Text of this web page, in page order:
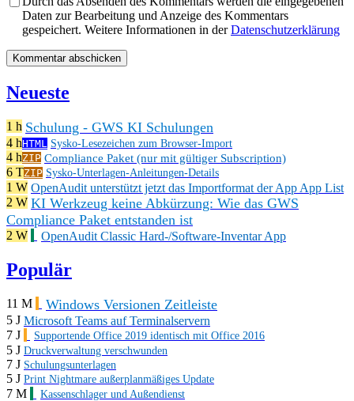
Daten zur Bearbeitung und Anzeige des Kommentars
gespeichert. Weitere Informationen in derDatenschutzerklärung
Neueste
1 h Schulung - GWS KI Schulungen
4 hHTML Sysko-Lesezeichen zum Browser-Import
4 hZIP Compliance Paket (nur mit gültiger Subscription)
6 TZIP Sysko-Unterlagen-Anleitungen-Details
1 W OpenAudit unterstützt jetzt das Importformat der App App List
2 W KI Werkzeug keine Abkürzung: Wie das GWS
Compliance Paket entstanden ist
2 W OpenAudit Classic Hard-/Software-Inventar App
Populär
11 M Windows Versionen Zeitleiste
5 J Microsoft Teams auf Terminalservern
7 J
Supportende Office 2019 identisch mit Office 2016
5 J Druckverwaltung verschwunden
7 J Schulungsunterlagen
5 J Print Nightmare außerplanmäßiges Update
7 M Kassenschlager und Außendienst